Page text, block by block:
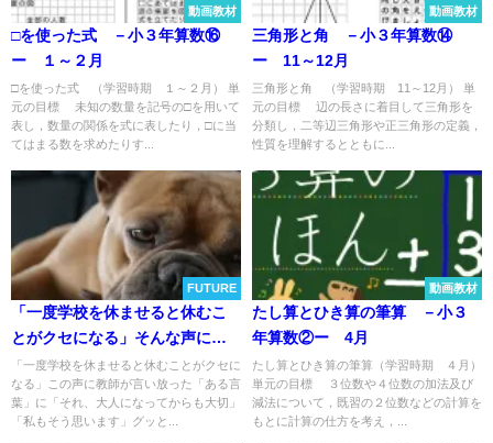
動画教材
□を使った式 －小３年算数⑯
ー １～２月
□を使った式 （学習時期 １～２月） 単
元の目標 未知の数量を記号の□を用いて
表し，数量の関係を式に表したり，□に当
てはまる数を求めたりす...
動画教材
三角形と角 －小３年算数⑭
ー 11～12月
三角形と角 （学習時期 11～12月） 単
元の目標 辺の長さに着目して三角形を
分類し，二等辺三角形や正三角形の定義，
性質を理解するとともに...
FUTURE
「一度学校を休ませると休むこ
とがクセになる」そんな声に教
師は・・
「一度学校を休ませると休むことがクセに
なる」この声に教師が言い放った「ある言
葉」に「それ、大人になってからも大切」
「私もそう思います」グッと...
動画教材
たし算とひき算の筆算 －小３
年算数②ー 4月
たし算とひき算の筆算（学習時期 ４月）
単元の目標 ３位数や４位数の加法及び
減法について，既習の２位数などの計算を
もとに計算の仕方を考え，...